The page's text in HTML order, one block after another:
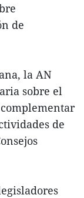
de
la AN
sobre el
de